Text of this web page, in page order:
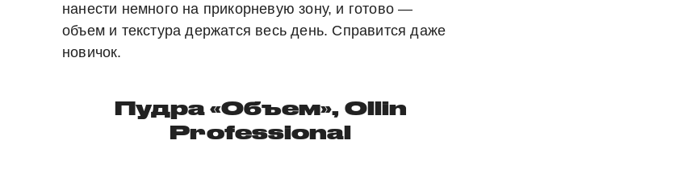
нанести немного на прикорневую зону, и готово —
объем и текстура держатся весь день. Справится даже
новичок.
Пудра «Объем», Ollin
Professional